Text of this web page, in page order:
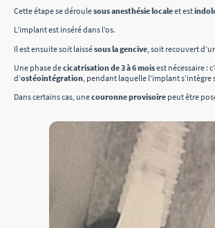
Cette étape se déroulesous anesthésie localeet est
L’implant est inséré dans l’os.
Il est ensuite soit laissésous la gencive , soit recouvert
Une phase decicatrisation de 3 à 6 moisest nécessaire :
d’ostéointégration , pendant laquelle l’implant s’intègre
Dans certains cas, unecouronne provisoire peut être